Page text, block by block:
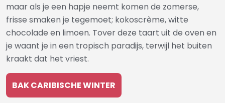
maar als je een hapje neemt komen de zomerse,
frisse smaken je tegemoet; kokoscrème, witte
chocolade en limoen. Tover deze taart uit de oven en
je waant je in een tropisch paradijs, terwijl het buiten
kraakt dat het vriest.
BAK CARIBISCHE WINTER